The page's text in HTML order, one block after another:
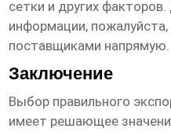
сетки и других
информации,
поставщиками напрямую.
Заключение
Выбор правильного
имеет решающее